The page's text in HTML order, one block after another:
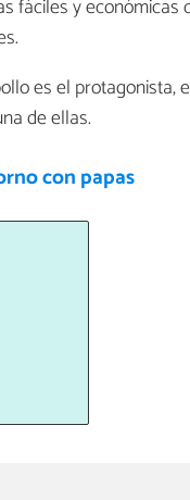
fáciles y económicas
es el protagonista,
de ellas.
con papas